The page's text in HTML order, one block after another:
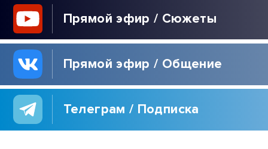
Прямой эфир / Сюжеты
Прямой эфир / Общение
Телеграм / Подписка